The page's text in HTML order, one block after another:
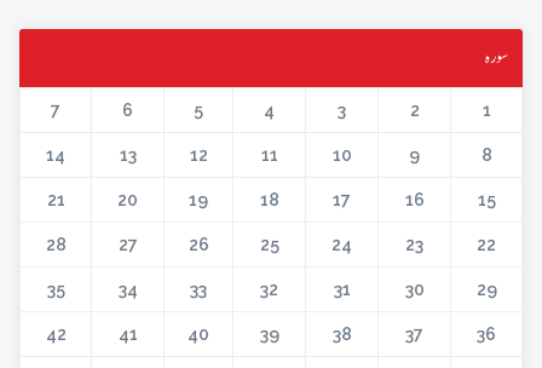
سورہ
1
2
3
4
5
6
7
8
9
10
11
12
13
14
15
16
17
18
19
20
21
22
23
24
25
26
27
28
29
30
31
32
33
34
35
36
37
38
39
40
41
42